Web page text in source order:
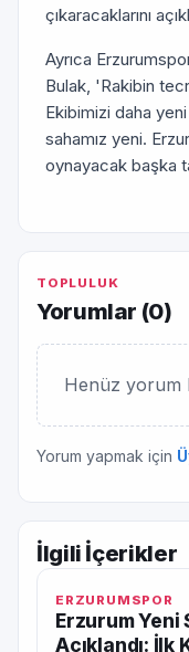
çıkaracaklarını
Ayrıca
Bulak, 'Rakibin
Ekibimizi daha
sahamız yeni.
oynayacak başka
TOPLULUK
Yorumlar (0)
Henüz yorum
Yorum yapmak için
İlgili İçerikler
ERZURUMSPOR
Erzurum Yeni
Açıklandı: İlk